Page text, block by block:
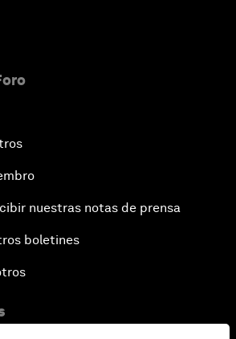
nuestras notas de prensa
boletines